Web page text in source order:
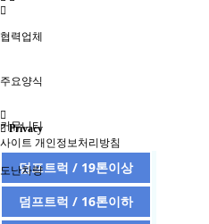
협력업체
주요양식
커뮤니티
도난차량
Privacy
사이트 개인정보처리방침
덤프트럭 / 19톤이상
덤프트럭 / 16톤이하